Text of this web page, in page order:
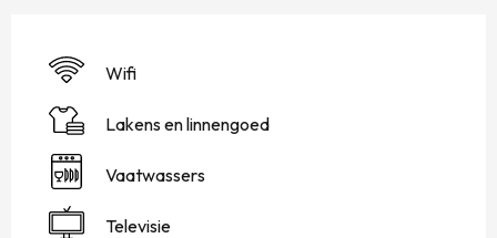
Wifi
Lakens en linnengoed
Vaatwassers
Televisie